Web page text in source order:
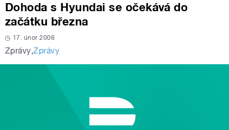
Dohoda s Hyundai se očekává do
začátku března
17. únor 2006
Zprávy,Zprávy